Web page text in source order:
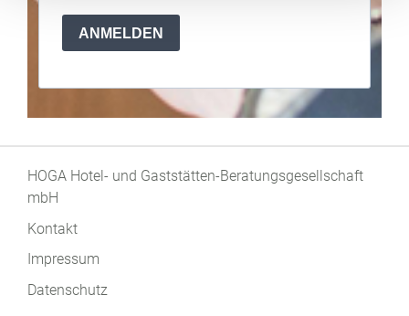
ANMELDEN
HOGA Hotel- und Gaststätten-Beratungsgesellschaft
mbH
Kontakt
Impressum
Datenschutz